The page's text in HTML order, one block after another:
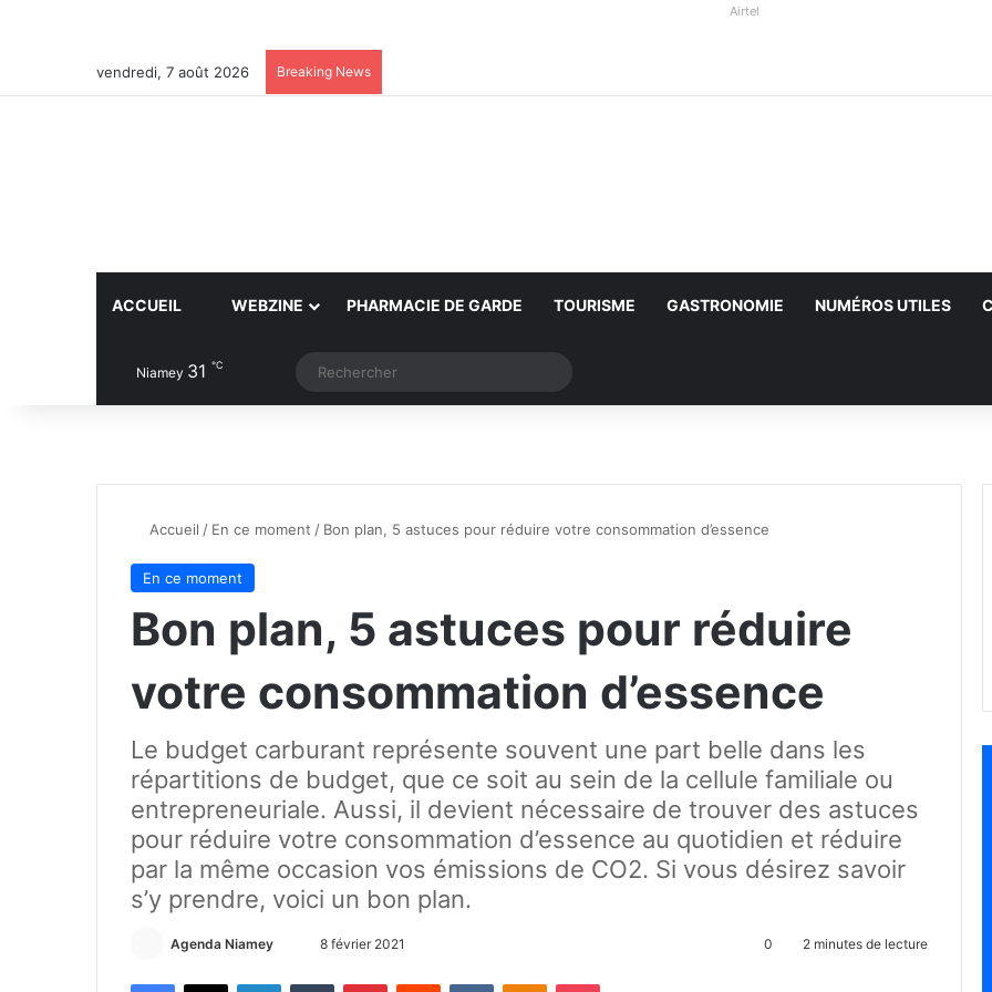
Airtel
vendredi, 7 août 2026 Breaking News
ACCUEIL WEBZINE PHARMACIE DE GARDE TOURISME GASTRONOMIE NUMÉROS UTILES
Niamey 31 ℃ Article Aléatoire
Switch skin
Accueil / En ce moment / Bon plan, 5 astuces pour réduire votre consommation d’essence
En ce moment
Bon plan, 5 astuces pour réduire
votre consommation d’essence
Le budget carburant représente souvent une part belle dans les
répartitions de budget, que ce soit au sein de la cellule familiale ou
entrepreneuriale. Aussi, il devient nécessaire de trouver des astuces
pour réduire votre consommation d’essence au quotidien et réduire
par la même occasion vos émissions de CO2. Si vous désirez savoir
s’y prendre, voici un bon plan.
Agenda Niamey 8 février 2021 0 2 minutes de lecture